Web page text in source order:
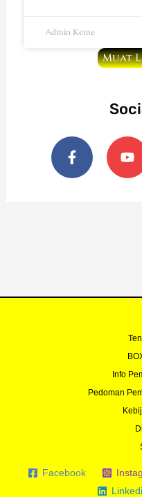
Admin Keme
Muat
F
a
c
e
Y
o
u
t
Info
Pedoman
Facebook